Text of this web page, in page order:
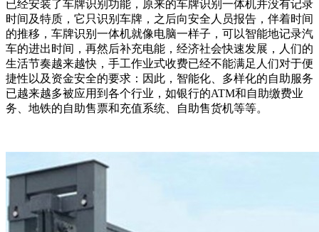
已经安装了车牌识别功能，原来的车牌识别一体机并没有记录
时间及特质，它只识别车牌，之后向安全人员报告，伴着时间
的推移，车牌识别一体机就像电脑一样子，可以智能地记录汽
车的进出时间，再然后补充电能，经济社会快速发展，人们的
生活节奏越来越快，手工作业式收费已经不能满足人们对于便
捷性以及资金安全的要求：因此，智能化、多样化的自助服务
已越来越多被应用到各个行业，如银行的ATM和自助缴费业
务、地铁的自助售票和充值系统、自助售货机等等。